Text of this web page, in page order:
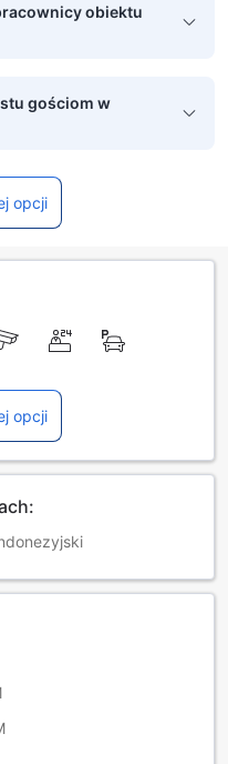
obiektu
gościom w
opcji
opcji